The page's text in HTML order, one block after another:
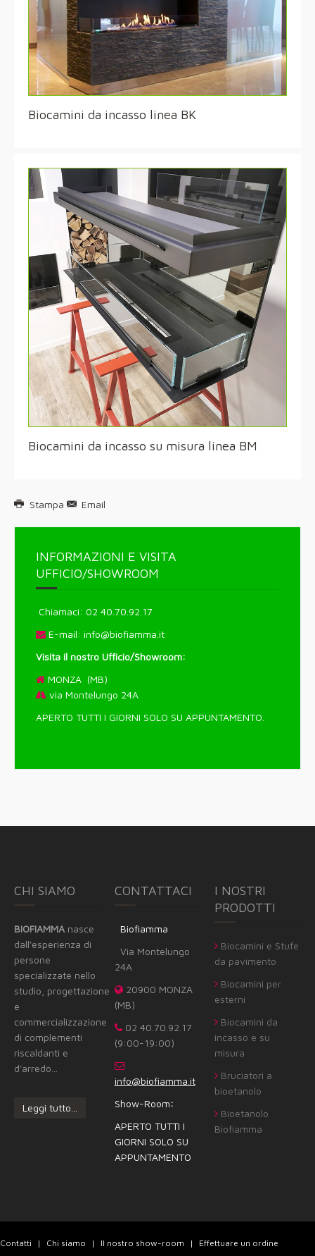
Biocamini da incasso linea BK
Biocamini da incasso su misura linea BM
Stampa Email
INFORMAZIONI E VISITA
UFFICIO/SHOWROOM
Chiamaci: 02 40.70.92.17
E-mail: info@biofiamma.it
Visita il nostro Ufficio/Showroom:
MONZA (MB)
via Montelungo 24A
APERTO TUTTI I GIORNI SOLO SU APPUNTAMENTO.
CHI SIAMO
BIOFIAMMA nasce
dall'esperienza di
persone
specializzate nello
studio, progettazione
e
commercializzazione
di complementi
riscaldanti e
d'arredo...
Leggi tutto...
CONTATTACI
Biofiamma
Via Montelungo
24A
20900 MONZA
(MB)
02 40.70.92.17
(9:00-19:00)
info@biofiamma.it
Show-Room:
APERTO TUTTI I
GIORNI SOLO SU
APPUNTAMENTO
I NOSTRI
PRODOTTI
Biocamini e Stufe
da pavimento
Biocamini per
esterni
Biocamini da
incasso e su
misura
Bruciatori a
bioetanolo
Bioetanolo
Biofiamma
Contatti Chi siamo Il nostro show-room Effettuare un ordine